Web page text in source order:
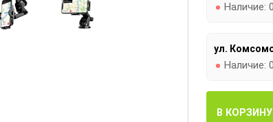
Наличие:
ул.
Наличие:
В КОРЗИНУ